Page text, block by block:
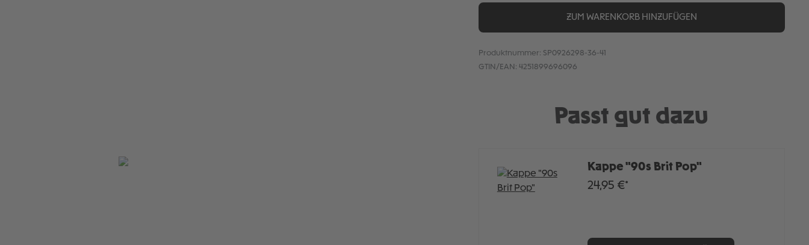
ZUM WARENKORB HINZUFÜGEN
Produktnummer: SP0926298-36-41
GTIN/EAN: 4251899696096
Passt gut dazu
Kappe "90s Brit Pop"
24,95 €*